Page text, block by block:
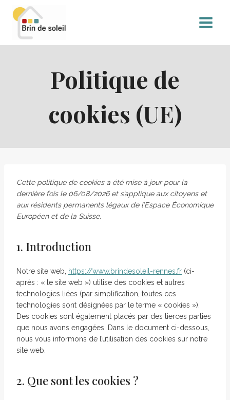
Politique de
cookies (UE)
Cette politique de cookies a été mise à jour pour la
dernière fois le 06/08/2026 et s’applique aux citoyens et
aux résidents permanents légaux de l’Espace Économique
Européen et de la Suisse.
1. Introduction
Notre site web, https://www.brindesoleil-rennes.fr (ci-
après : « le site web ») utilise des cookies et autres
technologies liées (par simplification, toutes ces
technologies sont désignées par le terme « cookies »).
Des cookies sont également placés par des tierces parties
que nous avons engagées. Dans le document ci-dessous,
nous vous informons de l’utilisation des cookies sur notre
site web.
2. Que sont les cookies ?